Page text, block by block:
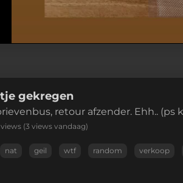
gekregen
retour afzender. Ehh.. (ps
views (3 views vandaag)
nat geil wtf random verkoop